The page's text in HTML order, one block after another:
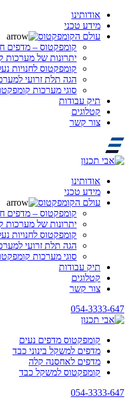
אודותינו
מידע טכני
עולם הקומפקטוס
קומפקטוס – מדפים
יתרונות של מערכות
קומפקטוס לחנויות
הגה תלת זרועי
סוגי מערכות
תיק עבודות
קטלוגים
צור קשר
אודותינו
מידע טכני
עולם הקומפקטוס
קומפקטוס – מדפים
יתרונות של מערכות
קומפקטוס לחנויות
הגה תלת זרועי
סוגי מערכות
תיק עבודות
קטלוגים
צור קשר
054-3333-647
קומפקטוס מדפים נעים
מדפים למשקל בינוני כבד
מדפים לאחסנה קלה
קומפקטוס למשקל כבד
054-3333-647